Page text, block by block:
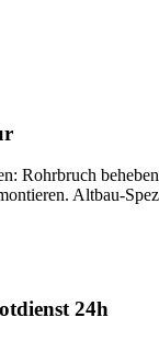
Rohrbruch
Altbau-
24h